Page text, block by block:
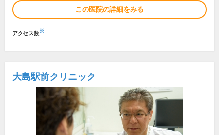
この医院の詳細をみる
アクセス数※
大島駅前クリニック